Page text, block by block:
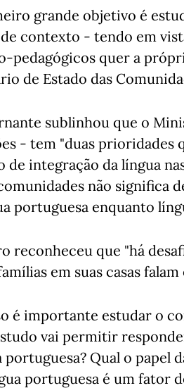
grande objetivo é
contexto - tendo em
pedagógicos quer a
de Estado das
sublinhou que o
- tem "duas prioridades
de integração da língua
não significa
portuguesa enquanto
reconheceu que "há
em suas casas
é importante estudar o
vai permitir
portuguesa? Qual o papel
portuguesa é um fator